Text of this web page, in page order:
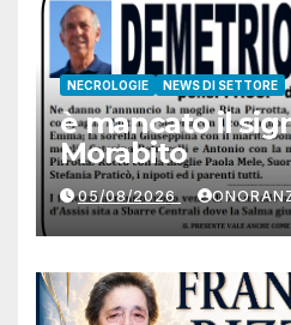
NECROLOGIE NEWS DI SETTORE
è mancato il
Morabito
05/08/2026